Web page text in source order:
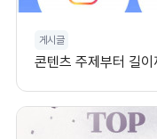
게시글
콘텐츠 주제부터 길이